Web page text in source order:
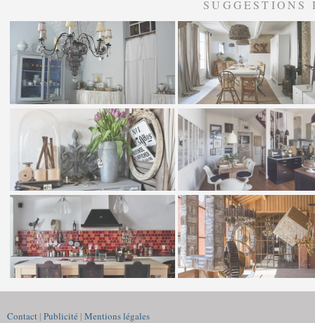
Contact | Publicité | Mentions légales